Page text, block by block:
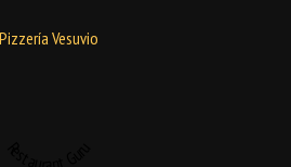
Pizzería Vesuvio